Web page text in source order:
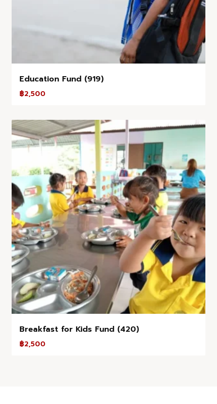
Education Fund (919)
฿2,500
Breakfast for Kids Fund (420)
฿2,500